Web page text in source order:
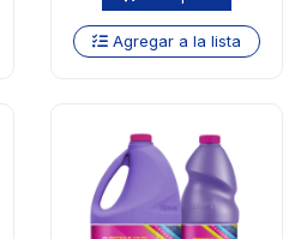
Agregar a la lista